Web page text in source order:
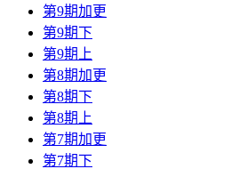
第9期加更
第9期下
第9期上
第8期加更
第8期下
第8期上
第7期加更
第7期下